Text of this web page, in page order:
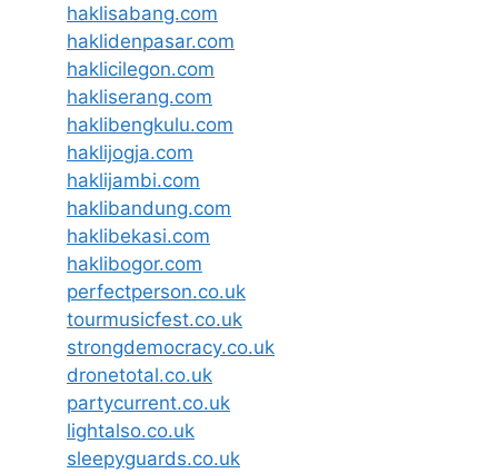
haklisabang.com
haklidenpasar.com
haklicilegon.com
hakliserang.com
haklibengkulu.com
haklijogja.com
haklijambi.com
haklibandung.com
haklibekasi.com
haklibogor.com
perfectperson.co.uk
tourmusicfest.co.uk
strongdemocracy.co.uk
dronetotal.co.uk
partycurrent.co.uk
lightalso.co.uk
sleepyguards.co.uk